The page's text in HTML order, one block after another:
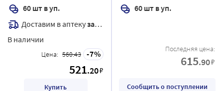
60 шт в уп.
Доставим в аптекузавтра
В наличии
Цена: 560.43 7
521.20₽
Купить
60 шт в уп.
Последняя цена:
615.90₽
Сообщить о поступлении